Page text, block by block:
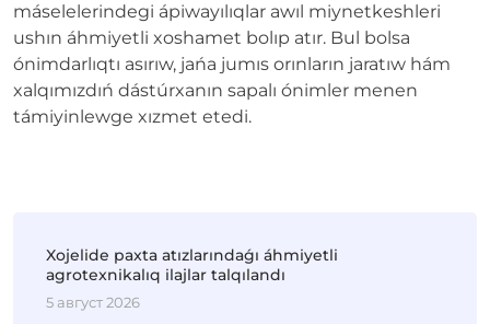
máselelerindegi ápiwayılıqlar awıl miynetkeshleri
ushın áhmiyetli xoshamet bolıp atır. Bul bolsa
ónimdarlıqtı asırıw, jańa jumıs orınların jaratıw hám
xalqımızdıń dástúrxanın sapalı ónimler menen
támiyinlewge xızmet etedi.
Xojelide paxta atızlarındaǵı áhmiyetli
agrotexnikalıq ilajlar talqılandı
5 август 2026